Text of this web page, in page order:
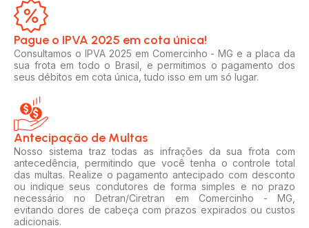
Pague o IPVA 2025 em cota única!​
Consultamos o IPVA 2025 em Comercinho - MG e a placa da
sua frota em todo o Brasil, e permitimos o pagamento dos
seus débitos em cota única, tudo isso em um só lugar.
Antecipação de Multas
Nosso sistema traz todas as infrações da sua frota com
antecedência, permitindo que você tenha o controle total
das multas. Realize o pagamento antecipado com desconto
ou indique seus condutores de forma simples e no prazo
necessário no Detran/Ciretran em Comercinho - MG,
evitando dores de cabeça com prazos expirados ou custos
adicionais.